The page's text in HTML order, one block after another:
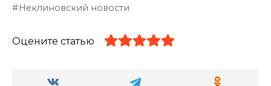
Неклиновский новости
Оцените статью